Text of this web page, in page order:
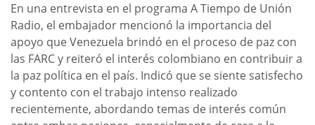
En una entrevista en el programa A Tiempo de Unión
Radio, el embajador mencionó la importancia del
apoyo que Venezuela brindó en el proceso de paz con
las FARC y reiteró el interés colombiano en contribuir a
la paz política en el país. Indicó que se siente satisfecho
y contento con el trabajo intenso realizado
recientemente, abordando temas de interés común